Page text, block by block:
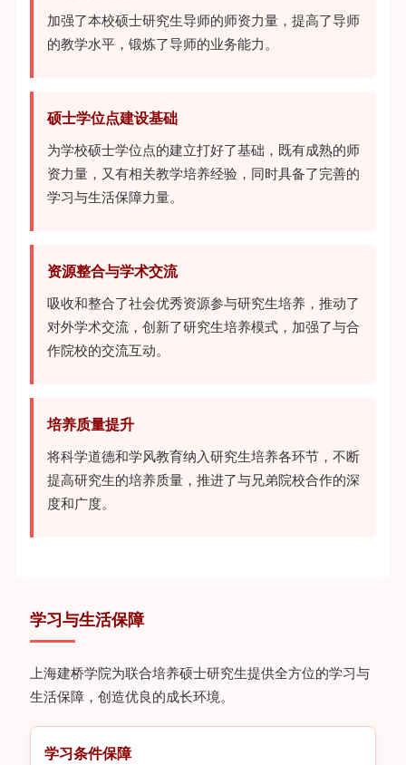
加强了本校硕士研究生导师的师资力量，提高了导师
的教学水平，锻炼了导师的业务能力。
硕士学位点建设基础
为学校硕士学位点的建立打好了基础，既有成熟的师
资力量，又有相关教学培养经验，同时具备了完善的
学习与生活保障力量。
资源整合与学术交流
吸收和整合了社会优秀资源参与研究生培养，推动了
对外学术交流，创新了研究生培养模式，加强了与合
作院校的交流互动。
培养质量提升
将科学道德和学风教育纳入研究生培养各环节，不断
提高研究生的培养质量，推进了与兄弟院校合作的深
度和广度。
学习与生活保障
上海建桥学院为联合培养硕士研究生提供全方位的学习与
生活保障，创造优良的成长环境。
学习条件保障